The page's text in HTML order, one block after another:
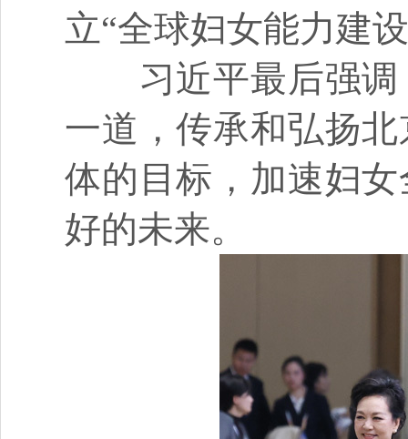
立“全球妇女能力建
习近平最后强调
一道，传承和弘扬
体的目标，加速妇
好的未来。